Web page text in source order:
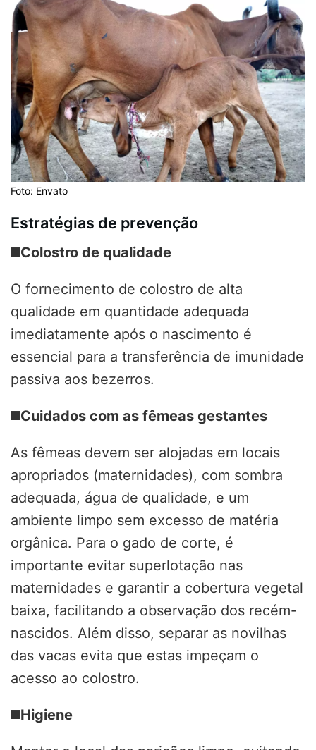
Foto: Envato
Estratégias de prevenção
◼️Colostro de qualidade
O fornecimento de colostro de alta
qualidade em quantidade adequada
imediatamente após o nascimento é
essencial para a transferência de imunidade
passiva aos bezerros.
◼️Cuidados com as fêmeas gestantes
As fêmeas devem ser alojadas em locais
apropriados (maternidades), com sombra
adequada, água de qualidade, e um
ambiente limpo sem excesso de matéria
orgânica. Para o gado de corte, é
importante evitar superlotação nas
maternidades e garantir a cobertura vegetal
baixa, facilitando a observação dos recém-
nascidos. Além disso, separar as novilhas
das vacas evita que estas impeçam o
acesso ao colostro.
◼️Higiene